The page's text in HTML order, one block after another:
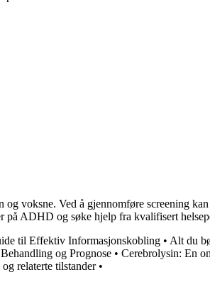
voksne. Ved å gjennomføre screening
ADHD og søke hjelp fra kvalifisert
til Effektiv Informasjonskobling • Alt du
og Prognose • Cerebrolysin: En
relaterte tilstander•